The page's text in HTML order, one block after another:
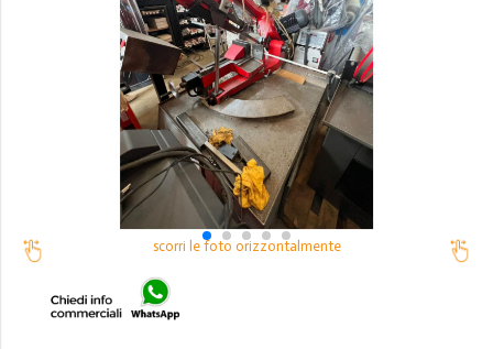
scorri le foto orizzontalmente